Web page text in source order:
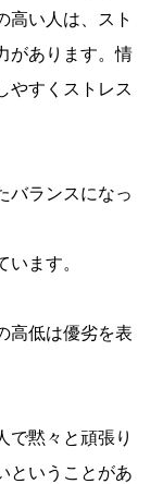
高い人は、スト
があります。情
やすくストレス
バランスになっ
ます。
高低は優劣を表
で黙々と頑張り
ということがあ